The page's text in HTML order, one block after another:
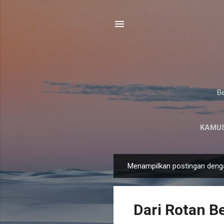
o
Menampilkan postingan
Dari Rotan